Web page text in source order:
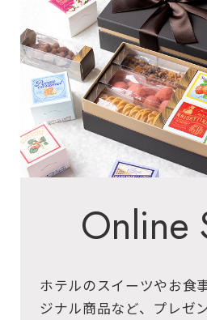
Online
ホテルのスイーツやお食
ジナル商品など、プレゼ